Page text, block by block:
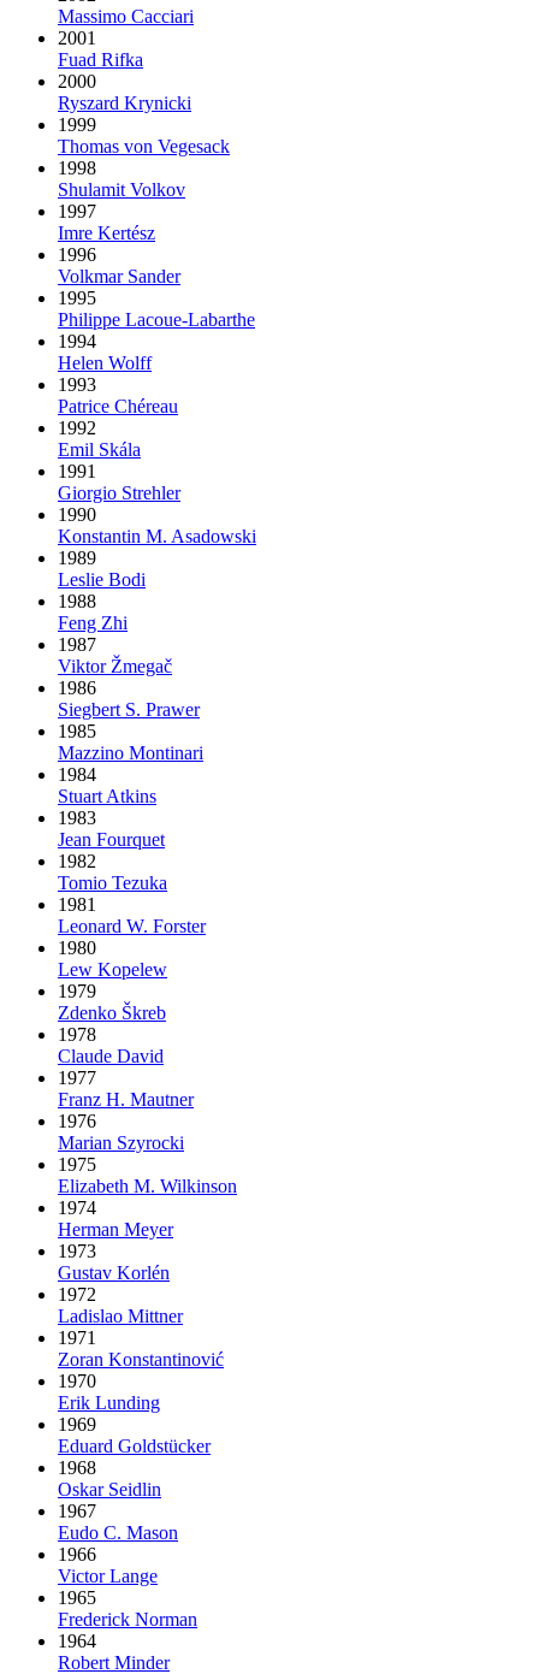
Massimo Cacciari
2001
Fuad Rifka
2000
Ryszard Krynicki
1999
Thomas von Vegesack
1998
Shulamit Volkov
1997
Imre Kertész
1996
Volkmar Sander
1995
Philippe Lacoue-Labarthe
1994
Helen Wolff
1993
Patrice Chéreau
1992
Emil Skála
1991
Giorgio Strehler
1990
Konstantin M. Asadowski
1989
Leslie Bodi
1988
Feng Zhi
1987
Viktor Žmegač
1986
Siegbert S. Prawer
1985
Mazzino Montinari
1984
Stuart Atkins
1983
Jean Fourquet
1982
Tomio Tezuka
1981
Leonard W. Forster
1980
Lew Kopelew
1979
Zdenko Škreb
1978
Claude David
1977
Franz H. Mautner
1976
Marian Szyrocki
1975
Elizabeth M. Wilkinson
1974
Herman Meyer
1973
Gustav Korlén
1972
Ladislao Mittner
1971
Zoran Konstantinović
1970
Erik Lunding
1969
Eduard Goldstücker
1968
Oskar Seidlin
1967
Eudo C. Mason
1966
Victor Lange
1965
Frederick Norman
1964
Robert Minder